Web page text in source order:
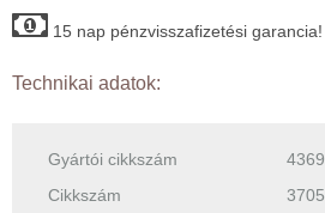
15 nap pénzvisszafizetési garancia!
Technikai adatok:
Gyártói cikkszám
4369
Cikkszám
3705